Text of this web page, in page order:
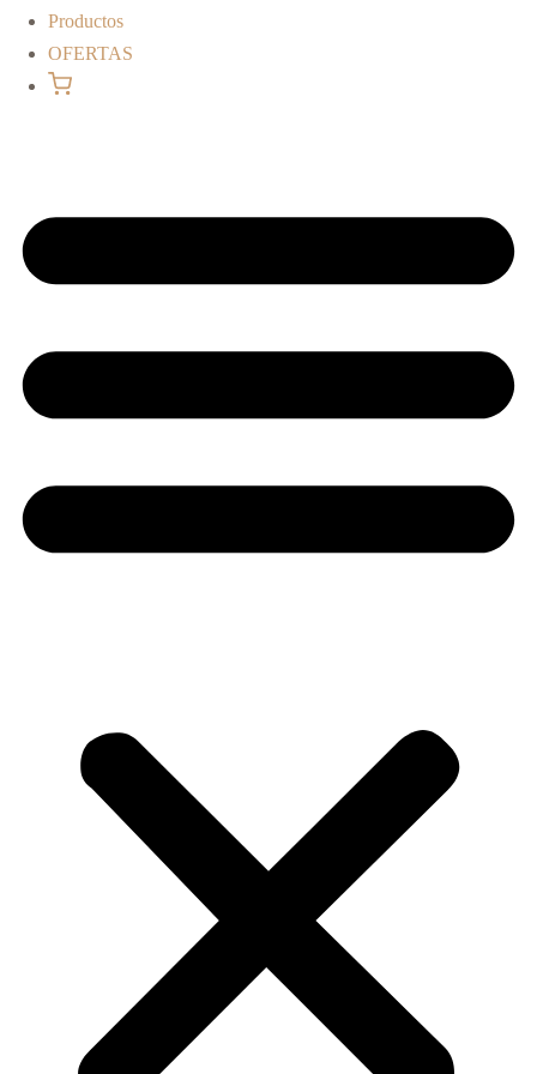
Productos
OFERTAS